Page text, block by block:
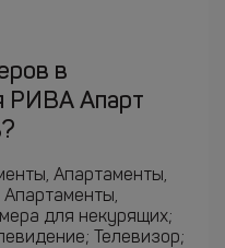
в
РИВА Апарт
Апартаменты,
для некурящих;
Телевизор;